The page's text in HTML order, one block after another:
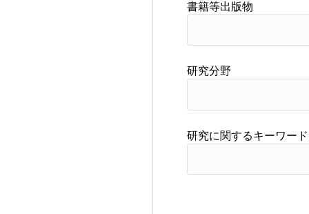
書籍等出版物
研究分野
研究に関するキーワード